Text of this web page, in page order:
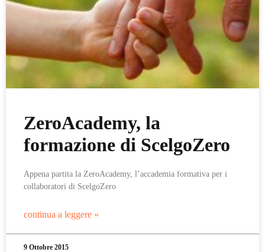
ZeroAcademy, la
formazione di ScelgoZero
Appena partita la ZeroAcademy, l’accademia formativa per i
collaboratori di ScelgoZero
continua a leggere »
9 Ottobre 2015